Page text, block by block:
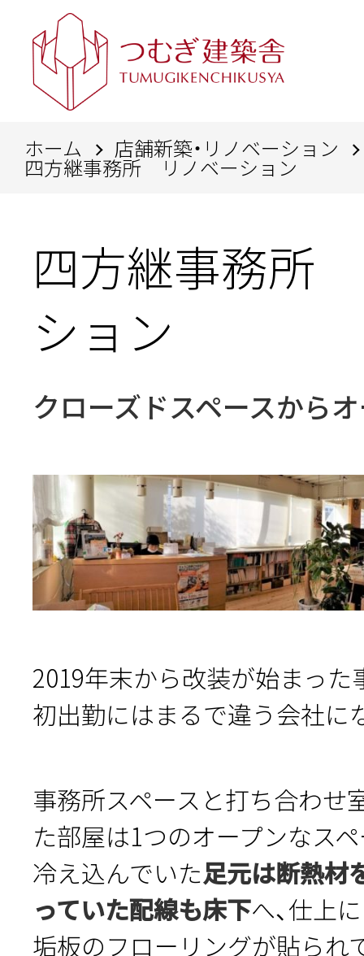
ホーム 店舗新築・リノベーション
四方継事務所 リノベーション
四方継事務所
ション
クローズドスペースから
2019年末から改装が始まった
初出勤にはまるで違う会社に
事務所スペースと打ち合わせ
た部屋は1つのオープンなス
冷え込んでいた足元は断熱材
っていた配線も床下へ、仕上
垢板のフローリングが貼られ